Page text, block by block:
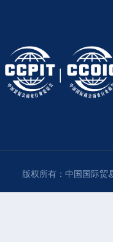
版权所有：中国国际贸